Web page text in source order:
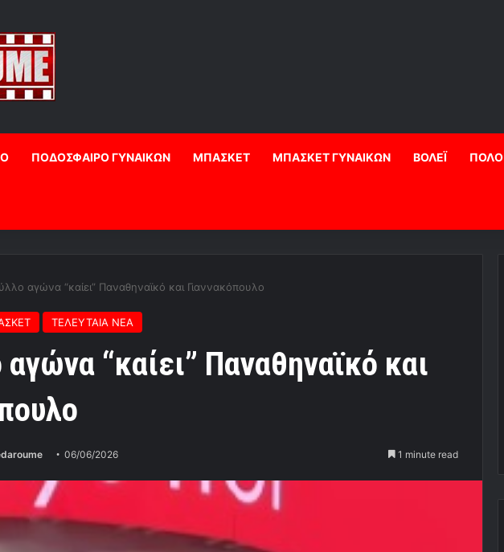
ΠΟΔΟΣΦΑΙΡΟ ΓΥΝΑΙΚΩΝ ΜΠΑΣΚΕΤ ΜΠΑΣΚΕΤ ΓΥΝΑΙΚΩΝ ΒΟΛΕΪ ΠΟΛΟ
αγώνα “καίει” Παναθηναϊκό και Γιαννακόπoυλο
ΤΕΛΕΥΤΑΙΑ ΝΕΑ
“καίει” Παναθηναϊκό και
06/06/2026 1 minute read